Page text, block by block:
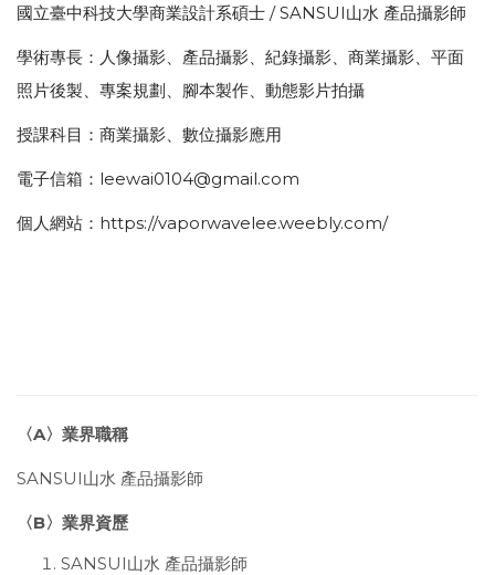
國立臺中科技大學商業設計系碩士 / SANSUI山水 產品攝影師
學術專長：人像攝影、產品攝影、紀錄攝影、商業攝影、平面
照片後製、專案規劃、腳本製作、動態影片拍攝
授課科目：商業攝影、數位攝影應用
電子信箱：leewai0104@gmail.com
個人網站：https://vaporwavelee.weebly.com/
〈A〉業界職稱
SANSUI山水 產品攝影師
〈B〉業界資歷
SANSUI山水 產品攝影師